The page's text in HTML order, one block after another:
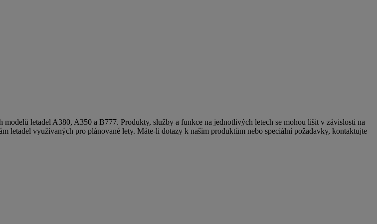
letadel A380, A350 a B777. Produkty, služby a funkce na jednotlivých letech se mohou lišit v závislosti na
letadel využívaných pro plánované lety. Máte-li dotazy k našim produktům nebo speciální požadavky, kontaktujte